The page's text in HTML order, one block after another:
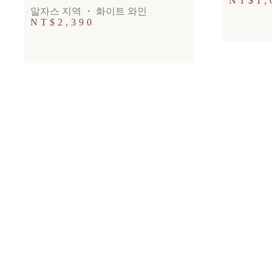
알자스 지역 ・ 화이트 와인
NT$ 2,390